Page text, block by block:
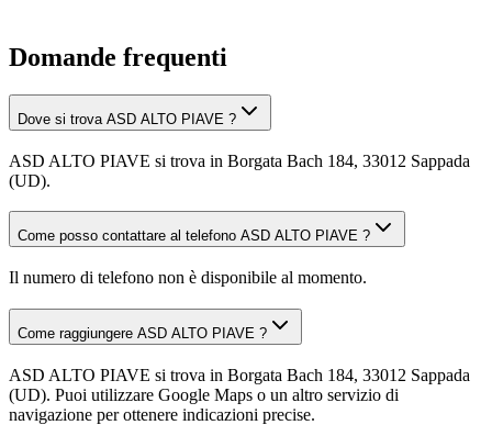
Domande frequenti
Dove si trova ASD ALTO PIAVE ?
ASD ALTO PIAVE si trova in Borgata Bach 184, 33012 Sappada
(UD).
Come posso contattare al telefono ASD ALTO PIAVE ?
Il numero di telefono non è disponibile al momento.
Come raggiungere ASD ALTO PIAVE ?
ASD ALTO PIAVE si trova in Borgata Bach 184, 33012 Sappada
(UD). Puoi utilizzare Google Maps o un altro servizio di
navigazione per ottenere indicazioni precise.